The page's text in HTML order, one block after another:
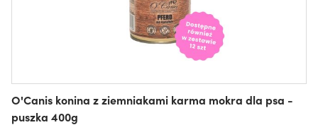
O'Canis konina z ziemniakami karma mokra dla psa -
puszka 400g